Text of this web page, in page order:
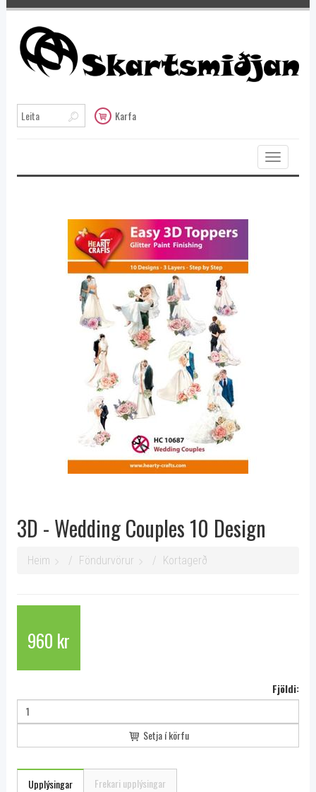
Karfa
Toggle
navigation
3D - Wedding Couples 10 Design
Heim Föndurvörur Kortagerð
960 kr
Fjöldi:
Setja í körfu
Upplýsingar Frekari upplýsingar